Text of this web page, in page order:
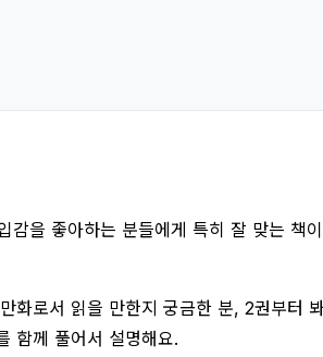
을 좋아하는 분들에게 특히 잘 맞는 책
로서 읽을 만한지 궁금한 분, 2권부터
함께 풀어서 설명해요.